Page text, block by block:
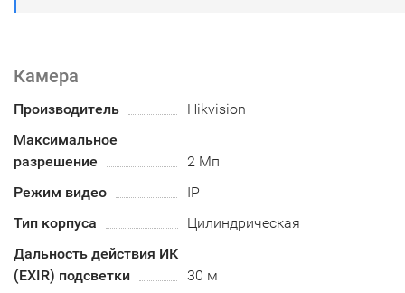
Камера
Производитель
Hikvision
Максимальное
разрешение
2 Мп
Режим видео
IP
Тип корпуса
Цилиндрическая
Дальность действия ИК
(EXIR) подсветки
30 м